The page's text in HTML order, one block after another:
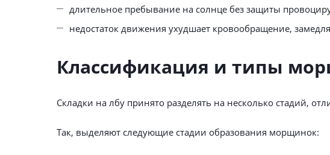
длительное пребывание на солнце без защиты
недостаток движения ухудшает кровообращение,
Классификация и типы
Складки на лбу принято разделять на несколько стадий,
Так, выделяют следующие стадии образования морщинок: